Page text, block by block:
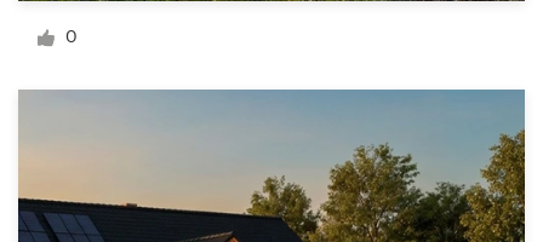
0
Diseño de logotipo
Tarjeta de presentación
Guía de la marca